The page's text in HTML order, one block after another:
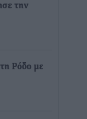
την
Ρόδο με